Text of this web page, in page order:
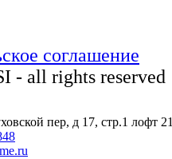
соглашение
- all rights reserved
пер, д 17, стр.1 лофт 21